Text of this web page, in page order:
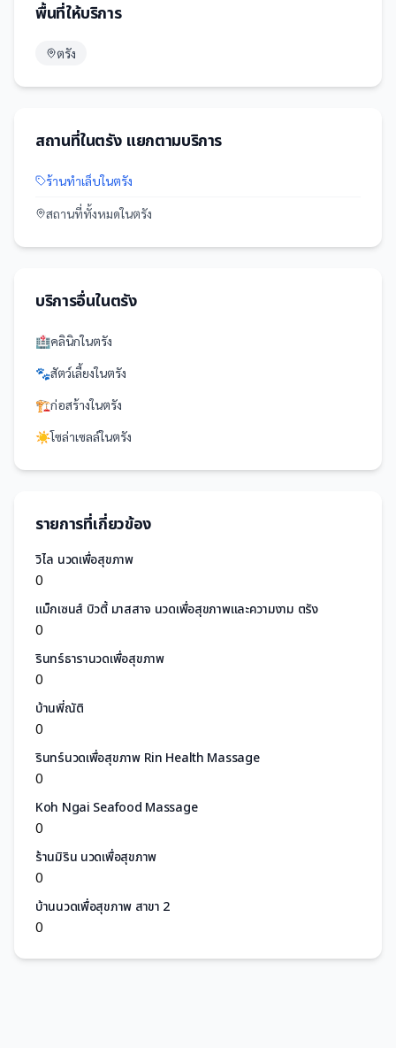
พื้นที่ให้บริการ
ตรัง
สถานที่ในตรังแยกตามบริการ
ร้านทำเล็บในตรัง
สถานที่ทั้งหมดในตรัง
บริการอื่นในตรัง
🏥คลินิกในตรัง
🐾สัตว์เลี้ยงในตรัง
🏗️ก่อสร้างในตรัง
☀️โซล่าเซลล์ในตรัง
รายการที่เกี่ยวข้อง
วิไล นวดเพื่อสุขภาพ
0
แม็กเซนส์ บิวตี้ มาสสาจ นวดเพื่อสุขภาพและความงาม ตรัง
0
รินทร์ธารานวดเพื่อสุขภาพ
0
บ้านพี่ณัติ
0
รินทร์นวดเพื่อสุขภาพ Rin Health Massage
0
Koh Ngai Seafood Massage
0
ร้านมิริน นวดเพื่อสุขภาพ
0
บ้านนวดเพื่อสุขภาพ สาขา 2
0